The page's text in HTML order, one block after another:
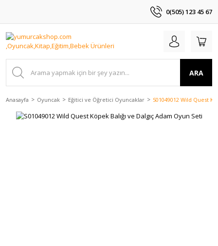
0(505) 123 45 67
ARA
Anasayfa Oyuncak Eğitici ve Öğretici Oyuncaklar S01049012 Wild Quest